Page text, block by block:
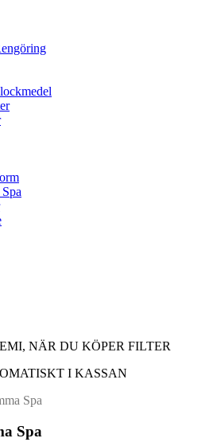
NÄR DU KÖPER FILTER
I KASSAN
Spa
Spa